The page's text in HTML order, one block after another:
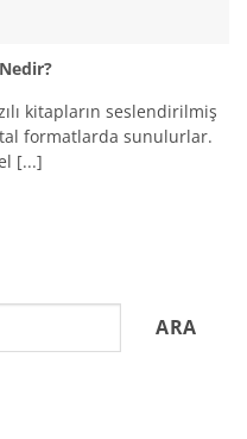
kitapların seslendirilmiş
formatlarda sunulurlar.
[...]
ARA